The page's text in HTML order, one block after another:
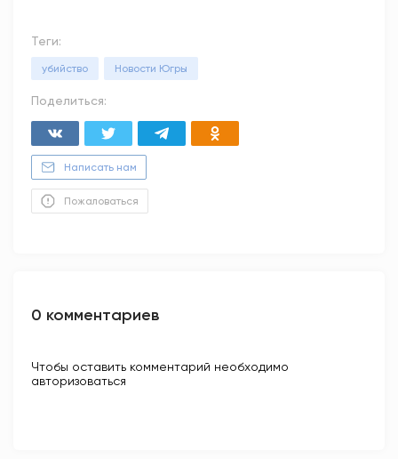
Теги:
убийство Новости Югры
Поделиться:
Написать нам
Пожаловаться
0 комментариев
Чтобы оставить комментарий необходимо
авторизоваться